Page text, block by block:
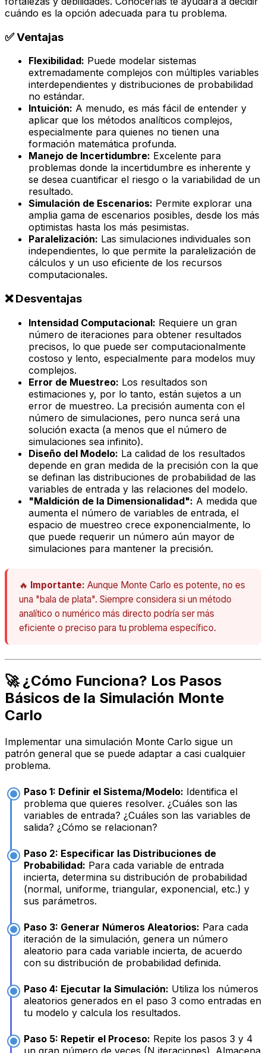
cuándo es la opción adecuada para tu problema.
✅ Ventajas
Flexibilidad: Puede modelar sistemas
extremadamente complejos con múltiples variables
interdependientes y distribuciones de probabilidad
no estándar.
Intuición: A menudo, es más fácil de entender y
aplicar que los métodos analíticos complejos,
especialmente para quienes no tienen una
formación matemática profunda.
Manejo de Incertidumbre: Excelente para
problemas donde la incertidumbre es inherente y
se desea cuantificar el riesgo o la variabilidad de un
resultado.
Simulación de Escenarios: Permite explorar una
amplia gama de escenarios posibles, desde los más
optimistas hasta los más pesimistas.
Paralelización: Las simulaciones individuales son
independientes, lo que permite la paralelización de
cálculos y un uso eficiente de los recursos
computacionales.
❌ Desventajas
Intensidad Computacional: Requiere un gran
número de iteraciones para obtener resultados
precisos, lo que puede ser computacionalmente
costoso y lento, especialmente para modelos muy
complejos.
Error de Muestreo: Los resultados son
estimaciones y, por lo tanto, están sujetos a un
error de muestreo. La precisión aumenta con el
número de simulaciones, pero nunca será una
solución exacta (a menos que el número de
simulaciones sea infinito).
Diseño del Modelo: La calidad de los resultados
depende en gran medida de la precisión con la que
se definan las distribuciones de probabilidad de las
variables de entrada y las relaciones del modelo.
"Maldición de la Dimensionalidad": A medida que
aumenta el número de variables de entrada, el
espacio de muestreo crece exponencialmente, lo
que puede requerir un número aún mayor de
simulaciones para mantener la precisión.
🔥 Importante: Aunque Monte Carlo es potente, no es
una "bala de plata". Siempre considera si un método
analítico o numérico más directo podría ser más
eficiente o preciso para tu problema específico.
🚀 ¿Cómo Funciona? Los Pasos
Básicos de la Simulación Monte
Carlo
Implementar una simulación Monte Carlo sigue un
patrón general que se puede adaptar a casi cualquier
problema.
Paso 1: Definir el Sistema/Modelo: Identifica el
problema que quieres resolver. ¿Cuáles son las
variables de entrada? ¿Cuáles son las variables de
salida? ¿Cómo se relacionan?
Paso 2: Especificar las Distribuciones de
Probabilidad: Para cada variable de entrada
incierta, determina su distribución de probabilidad
(normal, uniforme, triangular, exponencial, etc.) y
sus parámetros.
Paso 3: Generar Números Aleatorios: Para cada
iteración de la simulación, genera un número
aleatorio para cada variable incierta, de acuerdo
con su distribución de probabilidad definida.
Paso 4: Ejecutar la Simulación: Utiliza los números
aleatorios generados en el paso 3 como entradas en
tu modelo y calcula los resultados.
Paso 5: Repetir el Proceso: Repite los pasos 3 y 4
un gran número de veces (N iteraciones). Almacena